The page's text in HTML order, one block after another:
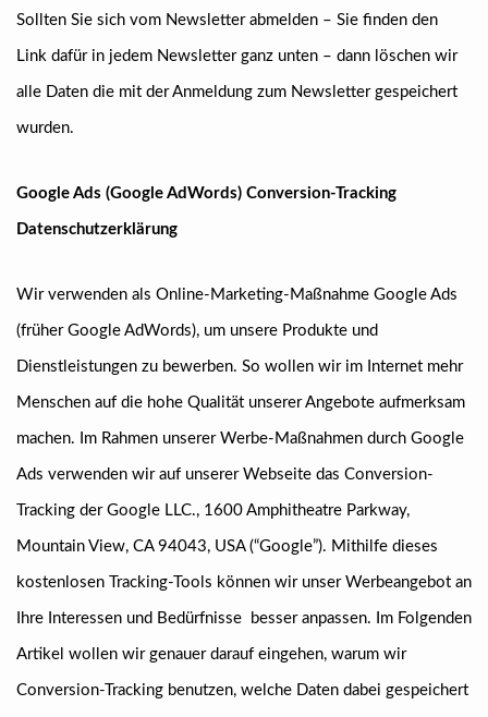
Sollten Sie sich vom Newsletter abmelden – Sie finden den
Link dafür in jedem Newsletter ganz unten – dann löschen wir
alle Daten die mit der Anmeldung zum Newsletter gespeichert
wurden.
Google Ads (Google AdWords) Conversion-Tracking
Datenschutzerklärung
Wir verwenden als Online-Marketing-Maßnahme Google Ads
(früher Google AdWords), um unsere Produkte und
Dienstleistungen zu bewerben. So wollen wir im Internet mehr
Menschen auf die hohe Qualität unserer Angebote aufmerksam
machen. Im Rahmen unserer Werbe-Maßnahmen durch Google
Ads verwenden wir auf unserer Webseite das Conversion-
Tracking der Google LLC., 1600 Amphitheatre Parkway,
Mountain View, CA 94043, USA (“Google”). Mithilfe dieses
kostenlosen Tracking-Tools können wir unser Werbeangebot an
Ihre Interessen und Bedürfnisse besser anpassen. Im Folgenden
Artikel wollen wir genauer darauf eingehen, warum wir
Conversion-Tracking benutzen, welche Daten dabei gespeichert